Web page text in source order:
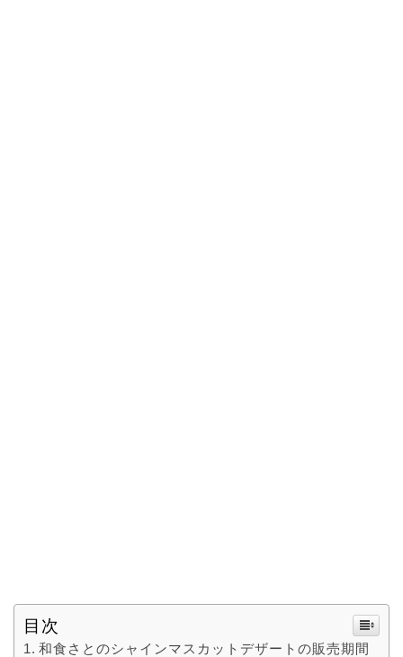
目次
和食さとのシャインマスカットデザートの販売期間